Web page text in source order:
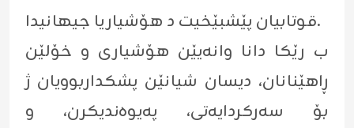
قوتابیان پێشبێخیت د هۆشیاریا جیهانیدا.
ب رێکا دانا وانەیێن هۆشیاری و خۆلێن
ڕاهێنانان، دیسان شیانێن پشکداربوویان ژ
بۆ سەرکردایەتی، پەیوەندیکرن، و